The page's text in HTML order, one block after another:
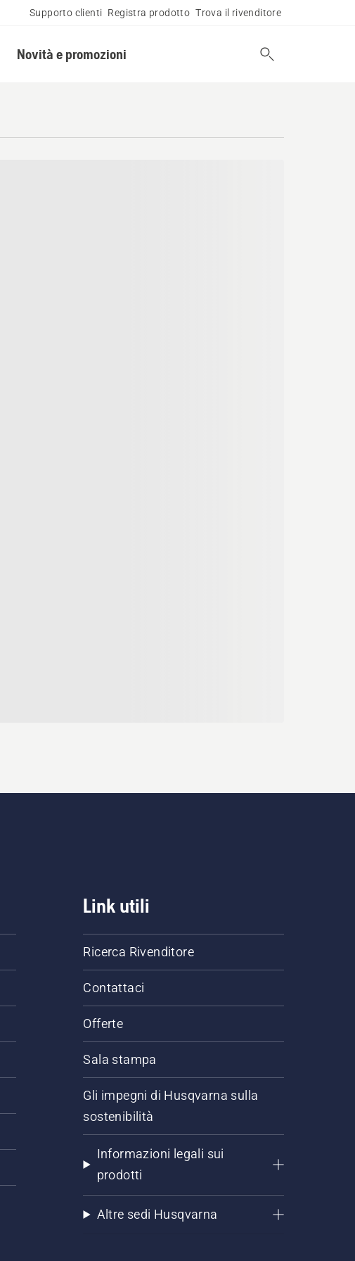
Supporto clienti Registra prodotto Trova il rivenditore
Novità e promozioni
Link utili
Ricerca Rivenditore
Contattaci
Offerte
Sala stampa
Gli impegni di Husqvarna sulla
sostenibilità
Informazioni legali sui
prodotti
Altre sedi Husqvarna